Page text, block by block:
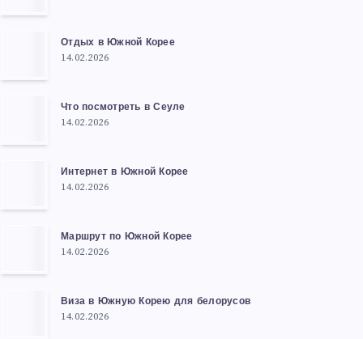
Отдых в Южной Корее
14.02.2026
Что посмотреть в Сеуле
14.02.2026
Интернет в Южной Корее
14.02.2026
Маршрут по Южной Корее
14.02.2026
Виза в Южную Корею для белорусов
14.02.2026